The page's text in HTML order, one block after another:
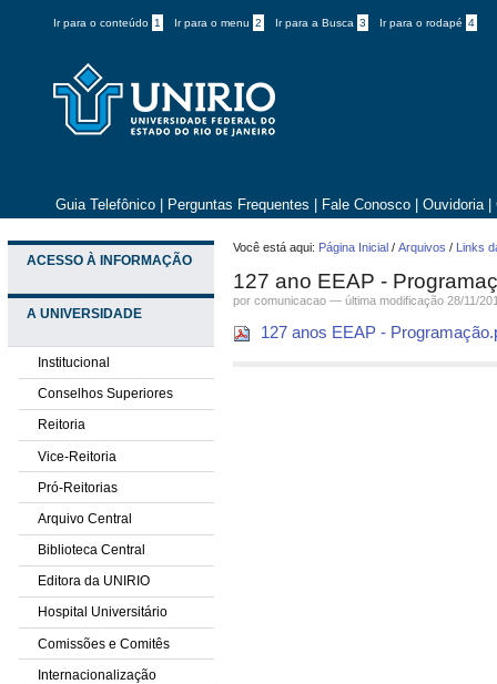
Ir para o conteúdo 1 Ir para o menu 2 Ir para a Busca 3 Ir para o rodapé 4
Guia Telefônico Perguntas Frequentes Fale Conosco Ouvidoria
ACESSO À INFORMAÇÃO
A UNIVERSIDADE
Institucional
Conselhos Superiores
Reitoria
Vice-Reitoria
Pró-Reitorias
Arquivo Central
Biblioteca Central
Editora da UNIRIO
Hospital Universitário
Comissões e Comitês
Internacionalização
Você está aqui: Página Inicial /Arquivos / Links
127 ano EEAP -
por comunicacao —última modificação 28/11/
127 anos EEAP -